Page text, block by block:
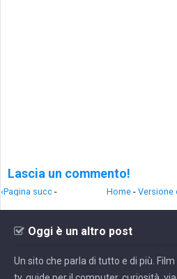
Lascia un commento!
‹Pagina succ - Home - Versione
Oggi è un altro post
Un sito che parla di tutto e di più.